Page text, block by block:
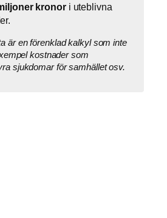
kronori uteblivna
är en förenklad kalkyl som inte
kostnader som
sjukdomar för samhället osv.